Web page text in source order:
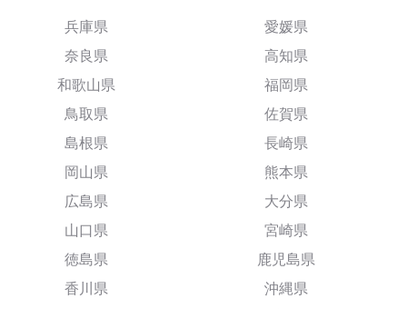
兵庫県
奈良県
和歌山県
鳥取県
島根県
岡山県
広島県
山口県
徳島県
香川県
愛媛県
高知県
福岡県
佐賀県
長崎県
熊本県
大分県
宮崎県
鹿児島県
沖縄県